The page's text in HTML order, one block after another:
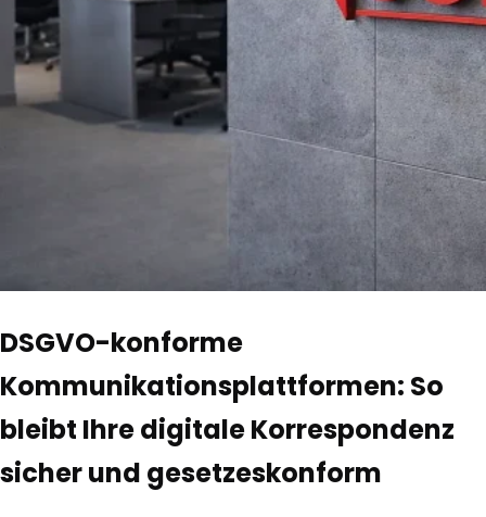
DSGVO-konforme
Kommunikationsplattformen: So
bleibt Ihre digitale Korrespondenz
sicher und gesetzeskonform